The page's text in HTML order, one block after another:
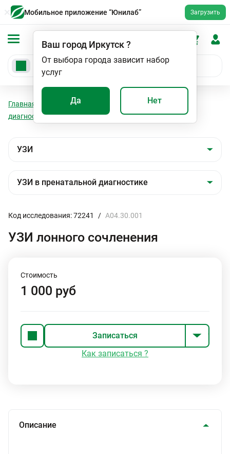
Мобильное приложение “Юнилаб” Загрузить
Ваш город Иркутск?
От выбора города зависит набор
услуг
Да Нет
Главная Мед. услуги
УЗИ в пренатальной
диагностике
УЗИ лонного сочленения
Код исследования: 72241 / A04.30.001
УЗИ лонного сочленения
Стоимость
1 000 руб
Записаться
Как записаться ?
Описание